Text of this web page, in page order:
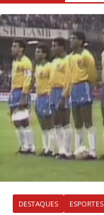
DESTAQUES ESPORTES